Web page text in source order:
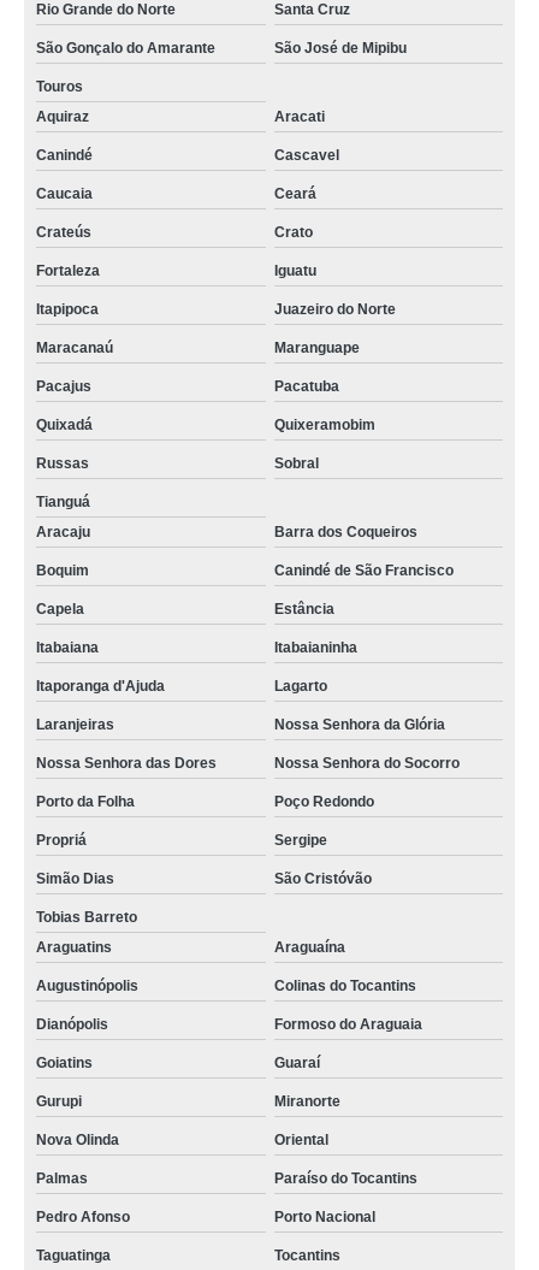
Rio Grande do Norte Santa Cruz
São Gonçalo do Amarante São José de Mipibu
Touros
Aquiraz
Aracati
Canindé Cascavel
Caucaia Ceará
Crateús Crato
Fortaleza Iguatu
Itapipoca Juazeiro do Norte
Maracanaú Maranguape
Pacajus Pacatuba
Quixadá Quixeramobim
Russas Sobral
Tianguá
Aracaju
Barra dos Coqueiros
Boquim Canindé de São Francisco
Capela Estância
Itabaiana Itabaianinha
Itaporanga d'Ajuda Lagarto
Laranjeiras Nossa Senhora da Glória
Nossa Senhora das Dores Nossa Senhora do Socorro
Porto da Folha Poço Redondo
Propriá Sergipe
Simão Dias São Cristóvão
Tobias Barreto
Araguatins
Araguaína
Augustinópolis Colinas do Tocantins
Dianópolis Formoso do Araguaia
Goiatins Guaraí
Gurupi Miranorte
Nova Olinda Oriental
Palmas Paraíso do Tocantins
Pedro Afonso Porto Nacional
Taguatinga Tocantins